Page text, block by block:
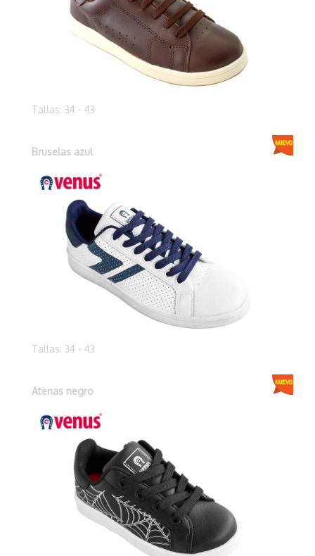
Tallas: 34 - 43
Bruselas azul
Tallas: 34 - 43
Atenas negro